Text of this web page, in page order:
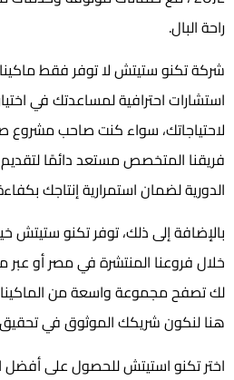
راحة البال.
شركة تكنو ستيتش لا توفر فقط
استشارات احترافية لمساعدتك في اختيار
لاحتياجاتك، سواء كنت صاحب مشروع
فريقنا المتخصص مستعد دائمًا لتقديم
الدورية لضمان استمرارية إنتاجك
بالإضافة إلى ذلك، توفر تكنو ستيتش
خلال فروعنا المنتشرة في مصر أو عبر
لك تصفح مجموعة واسعة من
هنا لنكون شريكك الموثوق في
اختر تكنو استيتش للحصول على أفضل